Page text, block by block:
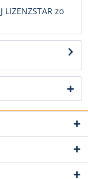
LIZENZSTAR zo